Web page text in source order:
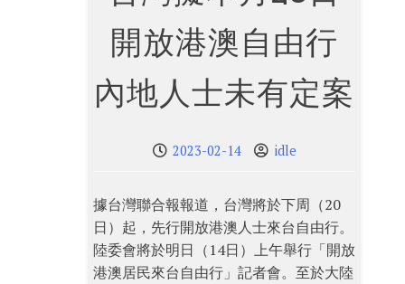
開放港澳自由行
內地人士未有定案
2023-02-14 idle
據台灣聯合報報道，台灣將於下周（20
日）起，先行開放港澳人士來台自由行。
陸委會將於明日（14日）上午舉行「開放
港澳居民來台自由行」記者會。至於大陸